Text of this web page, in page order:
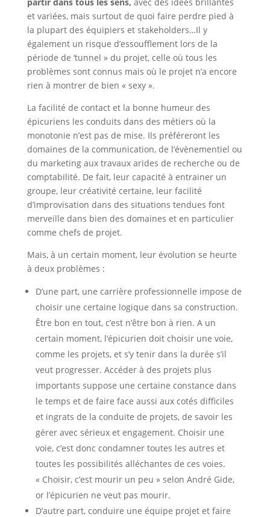
et variées, mais surtout de quoi faire perdre pied à
la plupart des équipiers et stakeholders…Il y
également un risque d’essoufflement lors de la
période de ‘tunnel » du projet, celle où tous les
problèmes sont connus mais où le projet n’a encore
rien à montrer de bien « sexy ».
La facilité de contact et la bonne humeur des
épicuriens les conduits dans des métiers où la
monotonie n’est pas de mise. Ils préféreront les
domaines de la communication, de l’évènementiel ou
du marketing aux travaux arides de recherche ou de
comptabilité. De fait, leur capacité à entrainer un
groupe, leur créativité certaine, leur facilité
d’improvisation dans des situations tendues font
merveille dans bien des domaines et en particulier
comme chefs de projet.
Mais, à un certain moment, leur évolution se heurte
à deux problèmes :
D’une part, une carrière professionnelle impose de
choisir une certaine logique dans sa construction.
Être bon en tout, c’est n’être bon à rien. A un
certain moment, l’épicurien doit choisir une voie,
comme les projets, et s’y tenir dans la durée s’il
veut progresser. Accéder à des projets plus
importants suppose une certaine constance dans
le temps et de faire face aussi aux cotés difficiles
et ingrats de la conduite de projets, de savoir les
gérer avec sérieux et engagement. Choisir une
voie, c’est donc condamner toutes les autres et
toutes les possibilités alléchantes de ces voies.
« Choisir, c’est mourir un peu » selon André Gide,
or l’épicurien ne veut pas mourir.
D’autre part, conduire une équipe projet et faire